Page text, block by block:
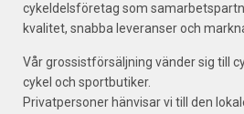
cykeldelsföretag som
kvalitet, snabba leveranser och
Vår grossistförsäljning vänder sig till
cykel och sportbutiker.
Privatpersoner hänvisar vi till den